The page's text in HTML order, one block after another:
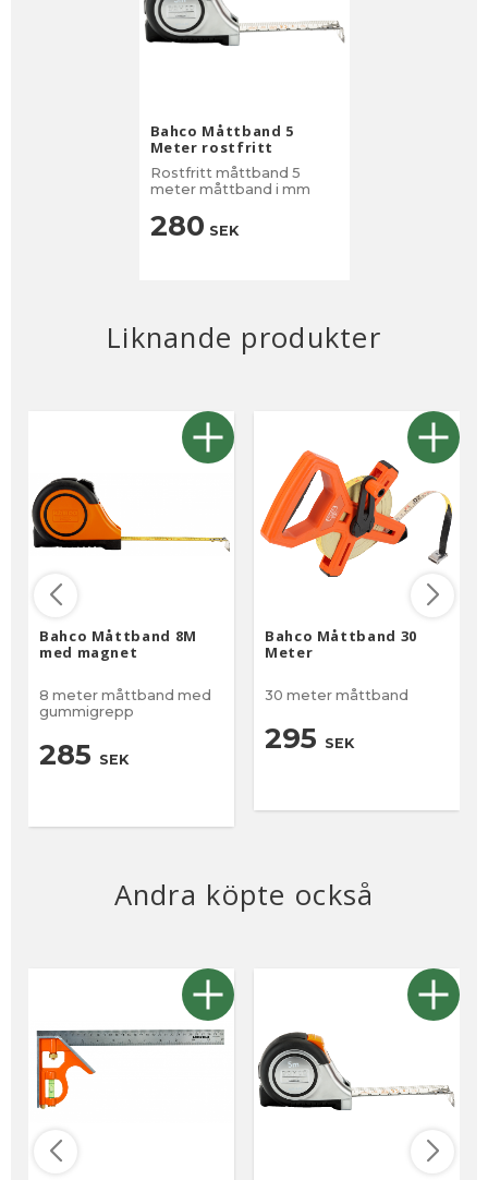
Bahco Måttband 5
Meter rostfritt
Rostfritt måttband 5
meter måttband i mm
280 SEK
Liknande produkter
Bahco Måttband 8M
med magnet
8 meter måttband med
gummigrepp
285 SEK
Bahco Måttband 30
Meter
30 meter måttband
295 SEK
Andra köpte också